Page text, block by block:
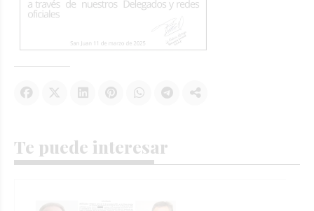
Te puede interesar